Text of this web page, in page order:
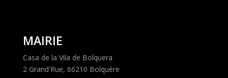
MAIRIE
Casa de la Vila de Bolquera
2 Grand'Rue, 66210 Bolquère